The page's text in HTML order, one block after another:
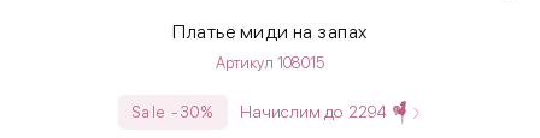
Платье миди на запах
Артикул 108015
Sale -30% Начислим до 2294